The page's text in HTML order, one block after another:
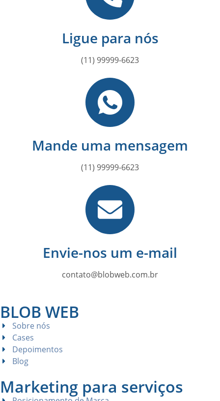
Ligue para nós
(11) 99999-6623
Mande uma mensagem
(11) 99999-6623
Envie-nos um e-mail
contato@blobweb.com.br
BLOB WEB
Sobre nós
Cases
Depoimentos
Blog
Marketing para serviços